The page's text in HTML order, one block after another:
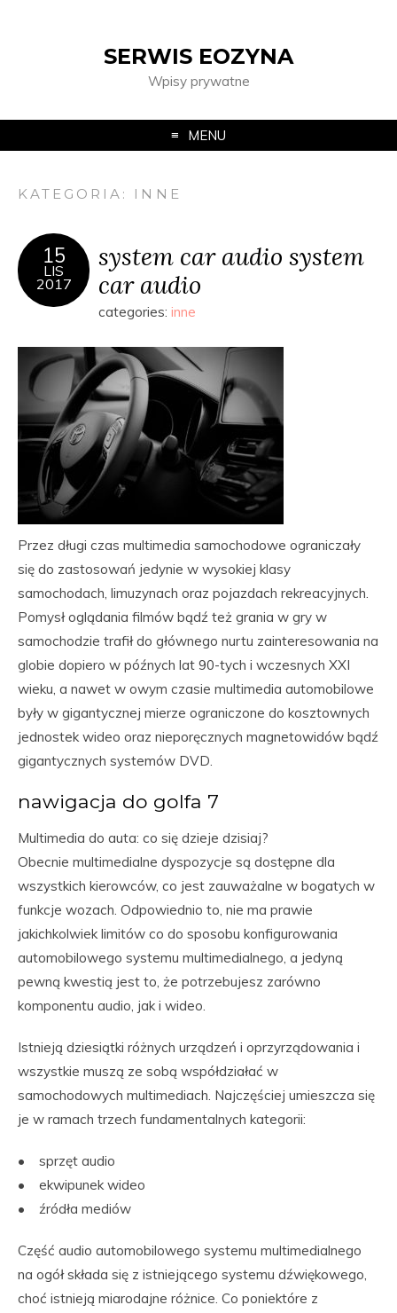
SERWIS EOZYNA
Wpisy prywatne
MENU
KATEGORIA: INNE
15
LIS
2017
system car audio system
car audio
categories: inne
Przez długi czas multimedia samochodowe ograniczały
się do zastosowań jedynie w wysokiej klasy
samochodach, limuzynach oraz pojazdach rekreacyjnych.
Pomysł oglądania filmów bądź też grania w gry w
samochodzie trafił do głównego nurtu zainteresowania na
globie dopiero w późnych lat 90-tych i wczesnych XXI
wieku, a nawet w owym czasie multimedia automobilowe
były w gigantycznej mierze ograniczone do kosztownych
jednostek wideo oraz nieporęcznych magnetowidów bądź
gigantycznych systemów DVD.
nawigacja do golfa 7
Multimedia do auta: co się dzieje dzisiaj?
Obecnie multimedialne dyspozycje są dostępne dla
wszystkich kierowców, co jest zauważalne w bogatych w
funkcje wozach. Odpowiednio to, nie ma prawie
jakichkolwiek limitów co do sposobu konfigurowania
automobilowego systemu multimedialnego, a jedyną
pewną kwestią jest to, że potrzebujesz zarówno
komponentu audio, jak i wideo.
Istnieją dziesiątki różnych urządzeń i oprzyrządowania i
wszystkie muszą ze sobą współdziałać w
samochodowych multimediach. Najczęściej umieszcza się
je w ramach trzech fundamentalnych kategorii:
• sprzęt audio
• ekwipunek wideo
• źródła mediów
Część audio automobilowego systemu multimedialnego
na ogół składa się z istniejącego systemu dźwiękowego,
choć istnieją miarodajne różnice. Co poniektóre z